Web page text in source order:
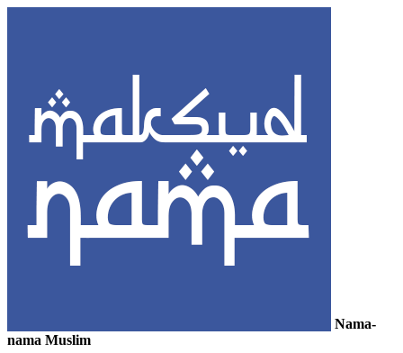
Nama-
nama Muslim